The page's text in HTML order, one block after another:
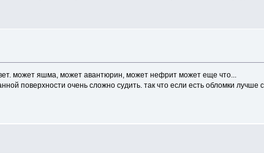
может яшма, может авантюрин, может нефрит может еще что...
поверхности очень сложно судить. так что если есть обломки лучше